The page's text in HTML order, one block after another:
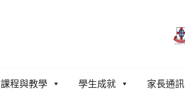
課程與教學 學生成就 家長通訊